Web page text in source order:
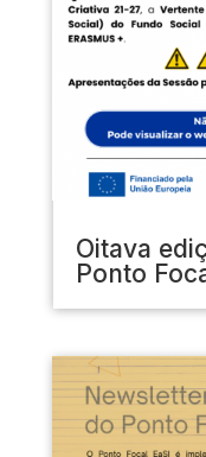
Oitava
Ponto